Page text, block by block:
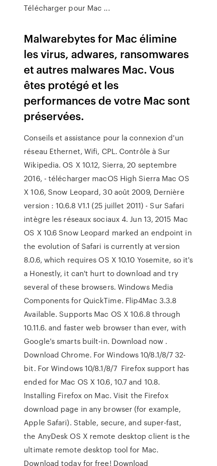
Télécharger pour Mac ...
Malwarebytes for Mac élimine
les virus, adwares, ransomwares
et autres malwares Mac. Vous
êtes protégé et les
performances de votre Mac sont
préservées.
Conseils et assistance pour la connexion d'un
réseau Ethernet, Wifi, CPL. Contrôle à Sur
Wikipedia. OS X 10.12, Sierra, 20 septembre
2016, - télécharger macOS High Sierra Mac OS
X 10.6, Snow Leopard, 30 août 2009, Dernière
version : 10.6.8 V1.1 (25 juillet 2011) - Sur Safari
intègre les réseaux sociaux 4. Jun 13, 2015 Mac
OS X 10.6 Snow Leopard marked an endpoint in
the evolution of Safari is currently at version
8.0.6, which requires OS X 10.10 Yosemite, so it's
a Honestly, it can't hurt to download and try
several of these browsers. Windows Media
Components for QuickTime. Flip4Mac 3.3.8
Available. Supports Mac OS X 10.6.8 through
10.11.6. and faster web browser than ever, with
Google's smarts built-in. Download now .
Download Chrome. For Windows 10/8.1/8/7 32-
bit. For Windows 10/8.1/8/7 Firefox support has
ended for Mac OS X 10.6, 10.7 and 10.8.
Installing Firefox on Mac. Visit the Firefox
download page in any browser (for example,
Apple Safari). Stable, secure, and super-fast,
the AnyDesk OS X remote desktop client is the
ultimate remote desktop tool for Mac.
Download today for free! Download